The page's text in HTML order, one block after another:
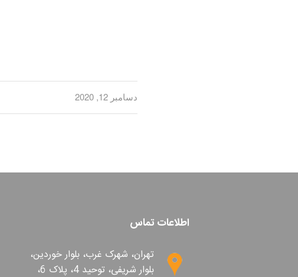
دسامبر 12, 2020
اطلاعات تماس
تهران، شهرک غرب، بلوار خوردین،
بلوار شریفی، توحید 4، پلاک 6،